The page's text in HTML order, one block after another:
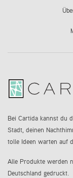
Bei Cartida kannst du
Stadt, deinen
tolle Ideen warten auf
Alle Produkte werden
Deutschland gedruckt.